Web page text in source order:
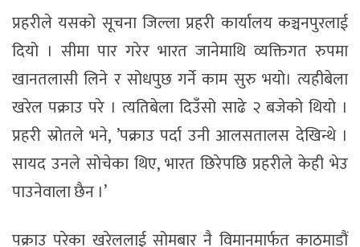
प्रहरीले यसको सूचना जिल्ला प्रहरी कार्यालय कञ्चनपुरलाई
दियो । सीमा पार गरेर भारत जानेमाथि व्यक्तिगत रुपमा
खानतलासी लिने र सोधपुछ गर्ने काम सुरु भयो। त्यहीबेला
खरेल पक्राउ परे । त्यतिबेला दिउँसो साढे २ बजेको थियो ।
प्रहरी स्रोतले भने, ’पक्राउ पर्दा उनी आलसतालस देखिन्थे ।
सायद उनले सोचेका थिए, भारत छिरेपछि प्रहरीले केही भेउ
पाउनेवाला छैन ।’
पक्राउ परेका खरेललाई सोमबार नै विमानमार्फत काठमाडौं